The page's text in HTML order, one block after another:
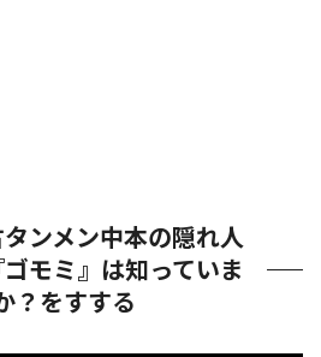
タンメン中本の隠れ人
モミ』は知っていま
？をすする